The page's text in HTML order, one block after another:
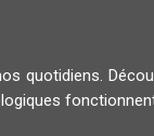
quotidiens.